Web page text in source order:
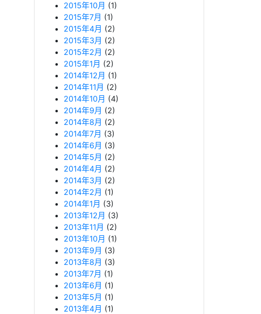
2015年10月 (1)
2015年7月 (1)
2015年4月 (2)
2015年3月 (2)
2015年2月 (2)
2015年1月 (2)
2014年12月 (1)
2014年11月 (2)
2014年10月 (4)
2014年9月 (2)
2014年8月 (2)
2014年7月 (3)
2014年6月 (3)
2014年5月 (2)
2014年4月 (2)
2014年3月 (2)
2014年2月 (1)
2014年1月 (3)
2013年12月 (3)
2013年11月 (2)
2013年10月 (1)
2013年9月 (3)
2013年8月 (3)
2013年7月 (1)
2013年6月 (1)
2013年5月 (1)
2013年4月 (1)